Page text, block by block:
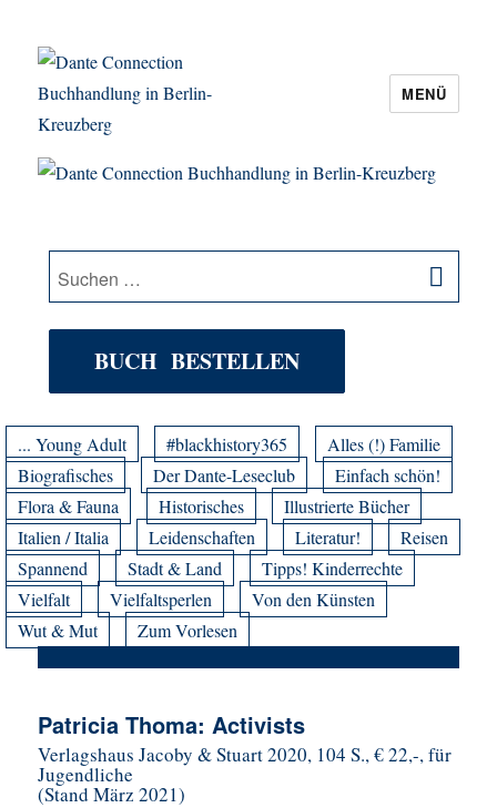
Dante Connection Buchhandlung in
MENÜ
Suche
nach:
BUCH BESTELLEN
... Young Adult #blackhistory365
Alles (!) Familie
Biografisches
Der Dante-Leseclub
Einfach schön!
Flora & Fauna
Historisches
Illustrierte Bücher
Italien / Italia
Leidenschaften Literatur!
Reisen
Spannend
Stadt & Land
Tipps! Kinderrechte
Vielfalt
Vielfaltsperlen
Von den Künsten
Wut & Mut
Zum Vorlesen
Patricia Thoma: Activists
Verlagshaus Jacoby & Stuart 2020, 104 S., € 22,-, für
Jugendliche
(Stand März 2021)